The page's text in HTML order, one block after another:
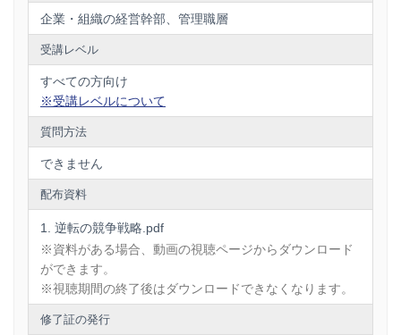
＜第2部＞
・リーダーが追随できない戦略
・リーダー企業の対応策
・両利きの組織
・新たな競争要因の発見
・隠れた競争要因に気づく
・ビジネスモデルの異なる競争
・業界の常識を覆す
企業・組織の経営幹部、管理職層
受講レベル
すべての方向け
※受講レベルについて
質問方法
できません
配布資料
逆転の競争戦略.pdf
※資料がある場合、動画の視聴ページからダウンロード
ができます。
※視聴期間の終了後はダウンロードできなくなります。
修了証の発行